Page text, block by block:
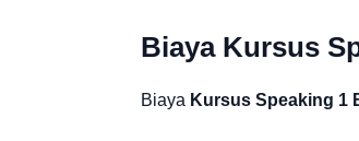
Biaya Kursus
Biaya Kursus Speaking 1